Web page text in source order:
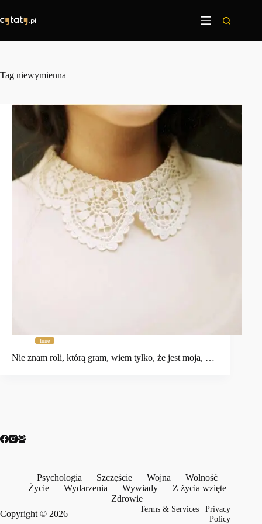
treści
Tag niewymienna
Inne
Nie znam roli, którą gram, wiem tylko, że jest moja, …
Psychologia Szczęście Wojna
Wolność
Życie
Wydarzenia Wywiady
Z życia wzięte
Zdrowie
Copyright © 2026
Terms & Services |Privacy
Policy